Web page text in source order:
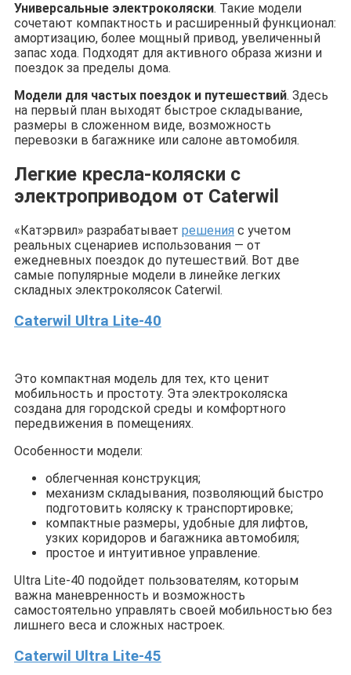
Универсальные электроколяски. Такие модели
сочетают компактность и расширенный функционал:
амортизацию, более мощный привод, увеличенный
запас хода. Подходят для активного образа жизни и
поездок за пределы дома.
Модели для частых поездок и путешествий. Здесь
на первый план выходят быстрое складывание,
размеры в сложенном виде, возможность
перевозки в багажнике или салоне автомобиля.
Легкие кресла-коляски с
электроприводом от Caterwil
«Катэрвил» разрабатывает решения с учетом
реальных сценариев использования — от
ежедневных поездок до путешествий. Вот две
самые популярные модели в линейке легких
складных электроколясок Caterwil.
Caterwil Ultra Lite-40
Это компактная модель для тех, кто ценит
мобильность и простоту. Эта электроколяска
создана для городской среды и комфортного
передвижения в помещениях.
Особенности модели:
облегченная конструкция;
механизм складывания, позволяющий быстро
подготовить коляску к транспортировке;
компактные размеры, удобные для лифтов,
узких коридоров и багажника автомобиля;
простое и интуитивное управление.
Ultra Lite-40 подойдет пользователям, которым
важна маневренность и возможность
самостоятельно управлять своей мобильностью без
лишнего веса и сложных настроек.
Caterwil Ultra Lite-45